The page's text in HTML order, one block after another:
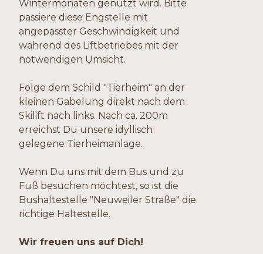
Wintermonaten genutzt wird. Bitte
passiere diese Engstelle mit
angepasster Geschwindigkeit und
während des Liftbetriebes mit der
notwendigen Umsicht.
Folge dem Schild "Tierheim" an der
kleinen Gabelung direkt nach dem
Skilift nach links. Nach ca. 200m
erreichst Du unsere idyllisch
gelegene Tierheimanlage.
Wenn Du uns mit dem Bus und zu
Fuß besuchen möchtest, so ist die
Bushaltestelle "Neuweiler Straße" die
richtige Haltestelle.
Wir freuen uns auf Dich!